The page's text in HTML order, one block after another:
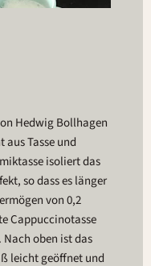
Hedwig Bollhagen
aus Tasse und
isoliert das
so dass es länger
von 0,2
Cappuccinotasse
oben ist das
leicht geöffnet und